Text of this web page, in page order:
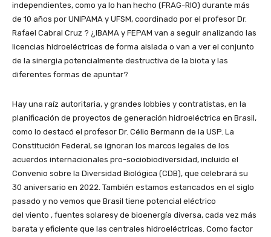
independientes, como ya lo han hecho (FRAG-RIO) durante más
de 10 años por UNIPAMA y UFSM, coordinado por el profesor Dr.
Rafael Cabral Cruz ? ¿IBAMA y FEPAM van a seguir analizando las
licencias hidroeléctricas de forma aislada o van a ver el conjunto
de la sinergia potencialmente destructiva de la biota y las
diferentes formas de apuntar?
Hay una raíz autoritaria, y grandes lobbies y contratistas, en la
planificación de proyectos de generación hidroeléctrica en Brasil,
como lo destacó el profesor Dr. Célio Bermann de la USP. La
Constitución Federal, se ignoran los marcos legales de los
acuerdos internacionales pro-sociobiodiversidad, incluido el
Convenio sobre la Diversidad Biológica (CDB), que celebrará su
30 aniversario en 2022. También estamos estancados en el siglo
pasado y no vemos que Brasil tiene potencial eléctrico
del viento , fuentes solaresy de bioenergía diversa, cada vez más
barata y eficiente que las centrales hidroeléctricas. Como factor